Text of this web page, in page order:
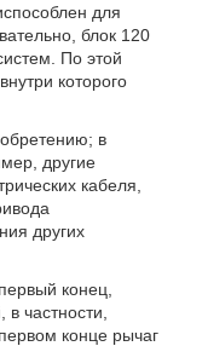
для
блок 120
По этой
которого
в
другие
кабеля,
других
конец,
частности,
конце рычаг